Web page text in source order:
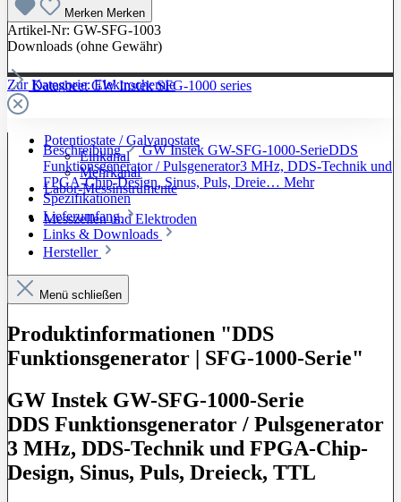
Zur Kategorie: Elektrochemie
Potentiostate / Galvanostate
Einkanal
Mehrkanal
Labor-Messinstrumente
Messzellen und Elektroden
Merken Merken
Artikel-Nr: GW-SFG-1003
Downloads (ohne Gewähr)
Datasheet GW Instek SFG-1000 series
Beschreibung
GW Instek GW-SFG-1000-SerieDDS
Funktionsgenerator / Pulsgenerator3 MHz, DDS-Technik und
FPGA-Chip-Design, Sinus, Puls, Dreie… Mehr
Spezifikationen
Lieferumfang
Links & Downloads
Hersteller
Menü schließen
Produktinformationen "DDS
Funktionsgenerator | SFG-1000-Serie"
GW Instek GW-SFG-1000-Serie
DDS Funktionsgenerator / Pulsgenerator
3 MHz, DDS-Technik und FPGA-Chip-
Design, Sinus, Puls, Dreieck, TTL